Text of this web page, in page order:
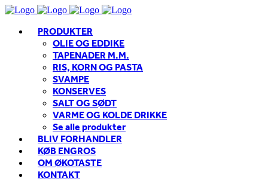
PRODUKTER
OLIE OG EDDIKE
TAPENADER M.M.
RIS, KORN OG PASTA
SVAMPE
KONSERVES
SALT OG SØDT
VARME OG KOLDE DRIKKE
Se alle produkter
BLIV FORHANDLER
KØB ENGROS
OM ØKOTASTE
KONTAKT